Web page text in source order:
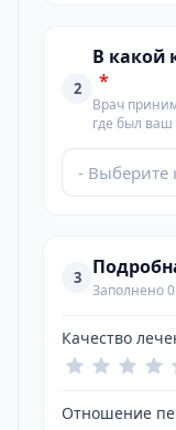
2
В какой
*
Врач
где был ваш
- Выберите
3
Заполнено
Качество
Отношение